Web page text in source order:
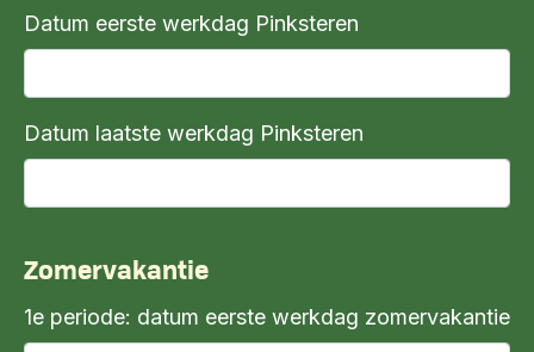
Datum eerste werkdag Pinksteren
Datum laatste werkdag Pinksteren
Zomervakantie
1e periode: datum eerste werkdag zomervakantie